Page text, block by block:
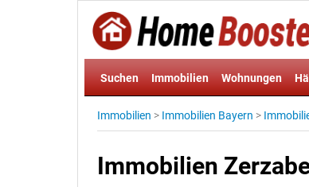
Suchen Immobilien Wohnungen
Immobilien > Immobilien Bayern >
Immobilien